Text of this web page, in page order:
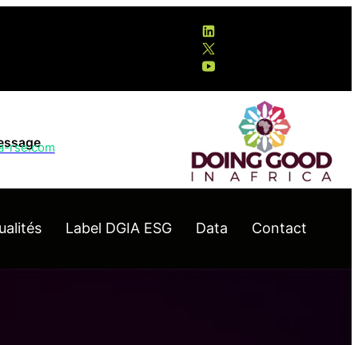
rse.com
Label DGIA ESG Data Contact